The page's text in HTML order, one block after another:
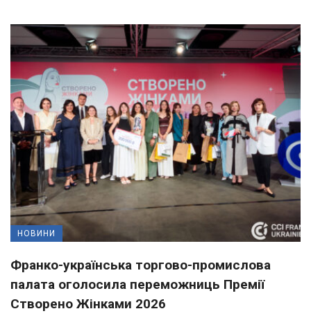
НОВИНИ
Франко-українська торгово-промислова
палата оголосила переможниць Премії
Створено Жінками 2026